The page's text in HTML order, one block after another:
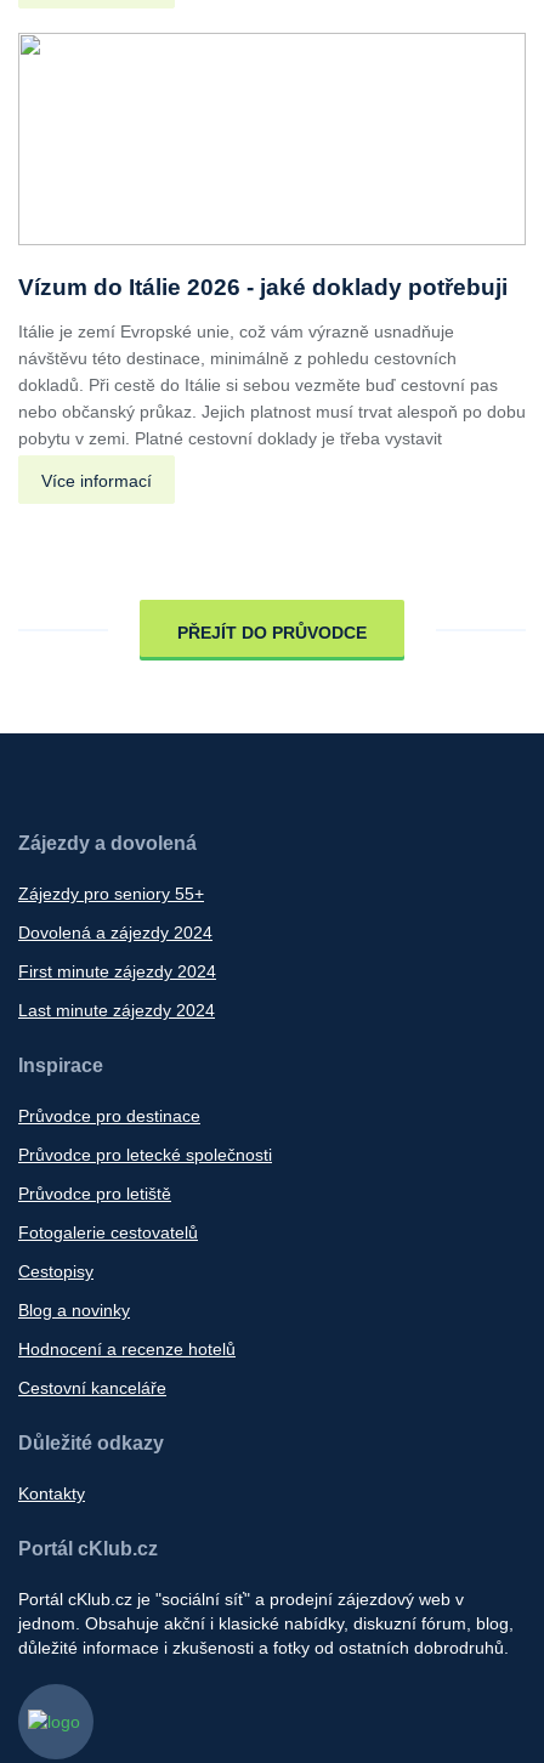
Vízum do Itálie 2026 - jaké doklady potřebuji
Itálie je zemí Evropské unie, což vám výrazně usnadňuje
návštěvu této destinace, minimálně z pohledu cestovních
dokladů. Při cestě do Itálie si sebou vezměte buď cestovní pas
nebo občanský průkaz. Jejich platnost musí trvat alespoň po dobu
pobytu v zemi. Platné cestovní doklady je třeba vystavit
Více informací
PŘEJÍT DO PRŮVODCE
Zájezdy a dovolená
Zájezdy pro seniory 55+
Dovolená a zájezdy 2024
First minute zájezdy 2024
Last minute zájezdy 2024
Inspirace
Průvodce pro destinace
Průvodce pro letecké společnosti
Průvodce pro letiště
Fotogalerie cestovatelů
Cestopisy
Blog a novinky
Hodnocení a recenze hotelů
Cestovní kanceláře
Důležité odkazy
Kontakty
Portál cKlub.cz
Portál cKlub.cz je "sociální síť" a prodejní zájezdový web v
jednom. Obsahuje akční i klasické nabídky, diskuzní fórum, blog,
důležité informace i zkušenosti a fotky od ostatních dobrodruhů.